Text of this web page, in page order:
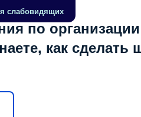
слабовидящих
по
как сделать